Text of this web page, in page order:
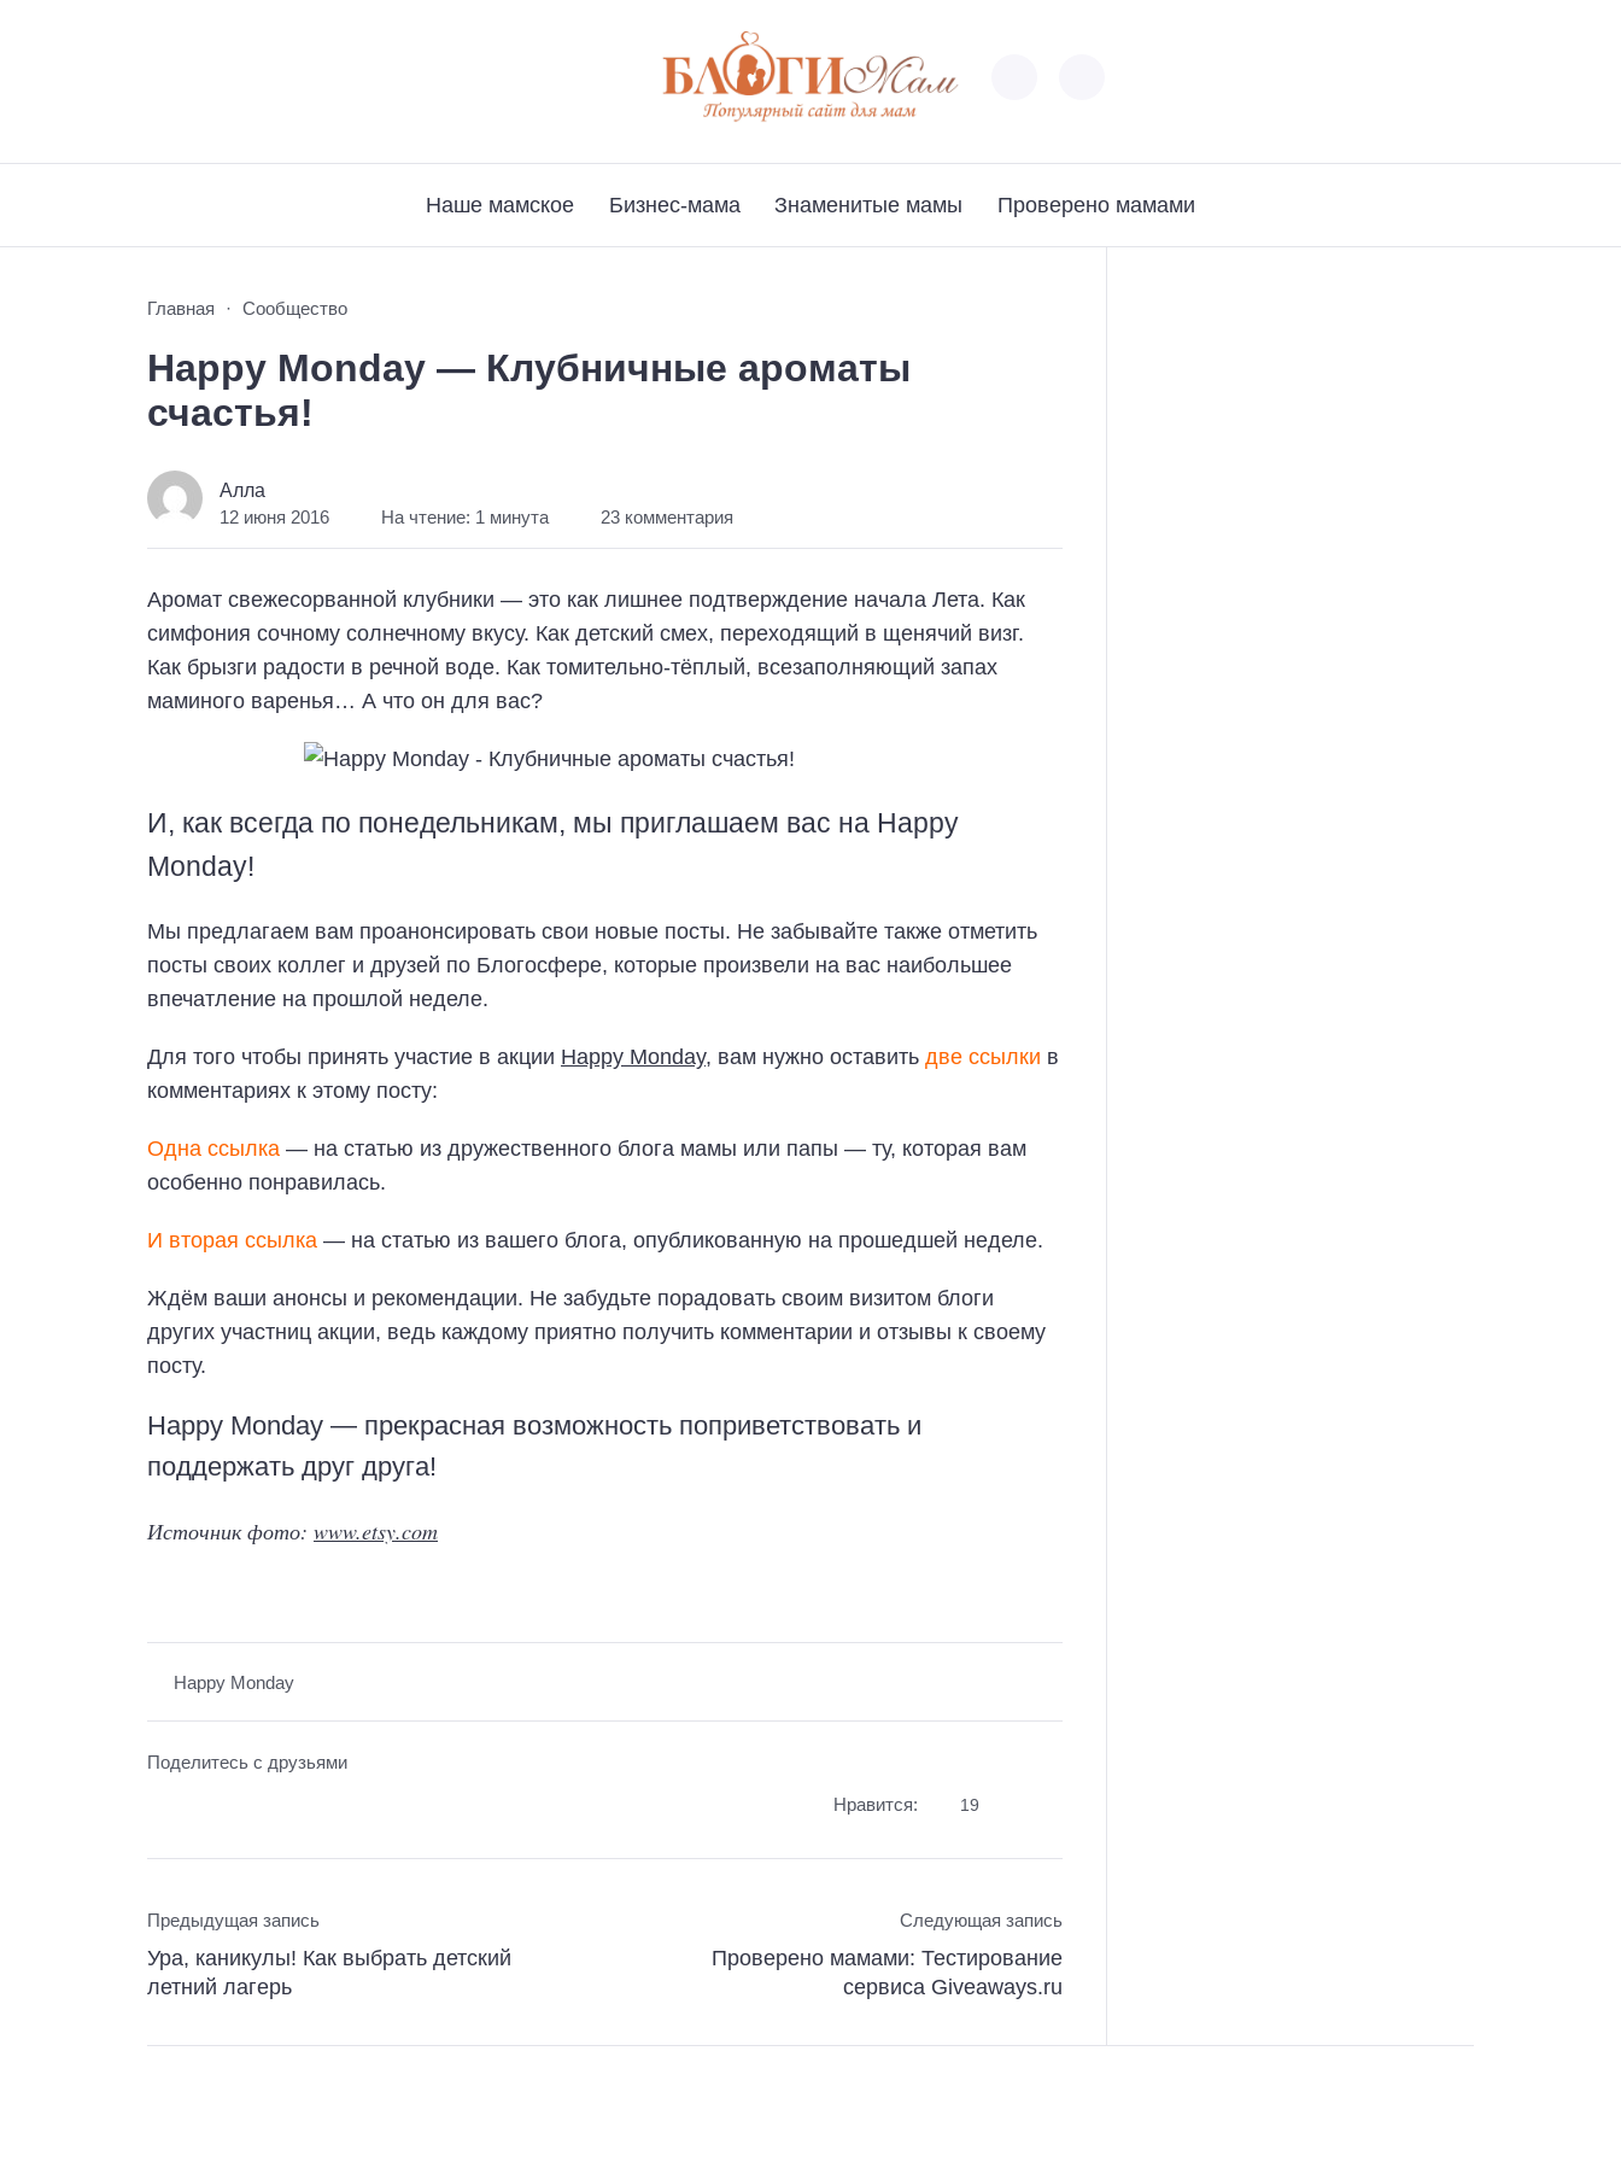
Наше мамское Бизнес-мама Знаменитые мамы Проверено мамами
Главная Сообщество
Happy Monday — Клубничные ароматы
счастья!
Алла
12 июня 2016 На чтение: 1 минута 23 комментария
Аромат свежесорванной клубники — это как лишнее подтверждение начала Лета. Как
симфония сочному солнечному вкусу. Как детский смех, переходящий в щенячий визг.
Как брызги радости в речной воде. Как томительно-тёплый, всезаполняющий запах
маминого варенья… А что он для вас?
И, как всегда по понедельникам, мы приглашаем вас на Happy
Monday!
Мы предлагаем вам проанонсировать свои новые посты. Не забывайте также отметить
посты своих коллег и друзей по Блогосфере, которые произвели на вас наибольшее
впечатление на прошлой неделе.
Для того чтобы принять участие в акции Happy Monday, вам нужно оставить две ссылки в
комментариях к этому посту:
Одна ссылка — на статью из дружественного блога мамы или папы — ту, которая вам
особенно понравилась.
И вторая ссылка — на статью из вашего блога, опубликованную на прошедшей неделе.
Ждём ваши анонсы и рекомендации. Не забудьте порадовать своим визитом блоги
других участниц акции, ведь каждому приятно получить комментарии и отзывы к своему
посту.
Happy Monday — прекрасная возможность поприветствовать и
поддержать друг друга!
Источник фото: www.etsy.com
Happy Monday
Поделитесь с друзьями
Нравится: 19
Предыдущая запись
Ура, каникулы! Как выбрать детский
летний лагерь
Следующая запись
Проверено мамами: Тестирование
сервиса Giveaways.ru